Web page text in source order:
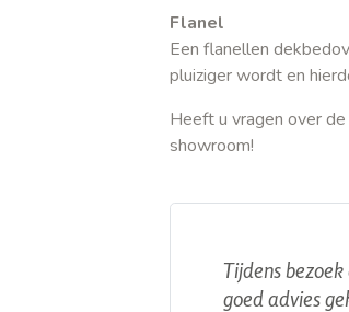
Flanel
Een flanellen
pluiziger wordt en
Heeft u vragen over
showroom!
Tijdens
goed advies